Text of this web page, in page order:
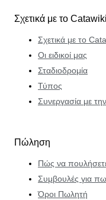
Σχετικά με το Catawiki
Σχετικά με το
Οι ειδικοί μας
Σταδιοδρομία
Τύπος
Συνεργασία με
Πώληση
Πώς να
Συμβουλές για
Όροι Πωλητή